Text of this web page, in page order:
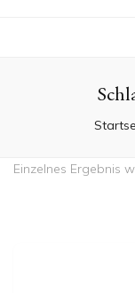
Einzelnes Ergebnis